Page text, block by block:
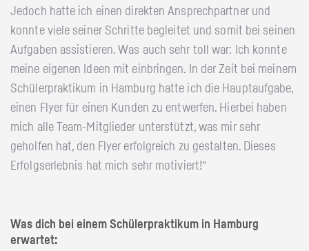
Jedoch hatte ich einen direkten Ansprechpartner und
konnte viele seiner Schritte begleitet und somit bei seinen
Aufgaben assistieren. Was auch sehr toll war: Ich konnte
meine eigenen Ideen mit einbringen. In der Zeit bei meinem
Schülerpraktikum in Hamburg hatte ich die Hauptaufgabe,
einen Flyer für einen Kunden zu entwerfen. Hierbei haben
mich alle Team-Mitglieder unterstützt, was mir sehr
geholfen hat, den Flyer erfolgreich zu gestalten. Dieses
Erfolgserlebnis hat mich sehr motiviert!“
Was dich bei einem Schülerpraktikum in Hamburg
erwartet: